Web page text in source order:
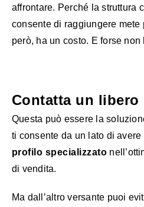
affrontare. Perché la struttura
consente di raggiungere mete
però, ha un costo. E forse
Contatta un
Questa può essere la
ti consente da un lato di
profilo specializzato
di vendita.
Ma dall’altro versante puoi